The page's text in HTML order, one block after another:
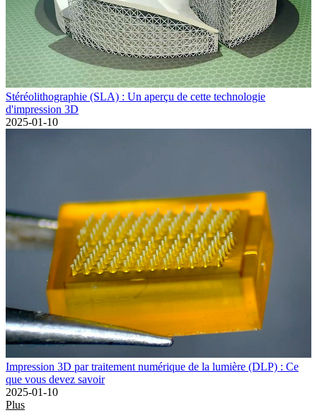
Stéréolithographie (SLA) : Un aperçu de cette technologie
d'impression 3D
2025-01-10
Impression 3D par traitement numérique de la lumière (DLP) : Ce
que vous devez savoir
2025-01-10
Plus